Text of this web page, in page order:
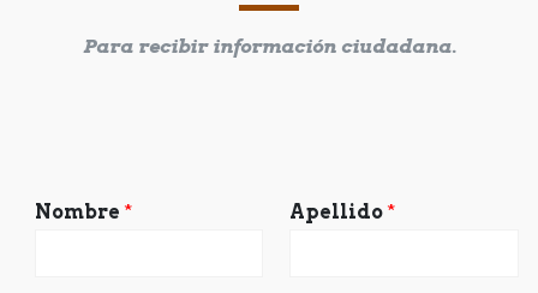
Para recibir información ciudadana.
Nombre * Apellido *